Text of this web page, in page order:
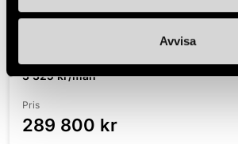
Avvisa
8 910 Mil
3 325 kr/mån
Pris
289 800 kr